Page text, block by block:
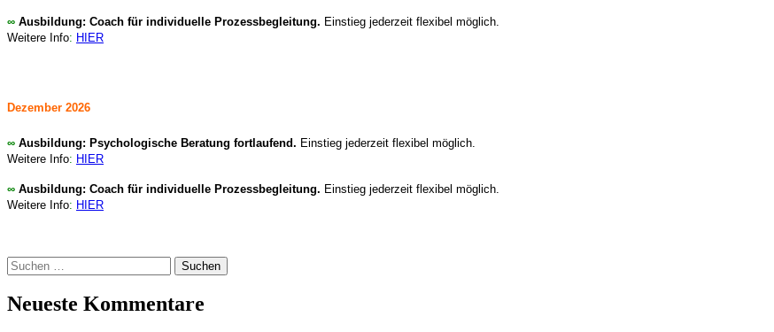
∞ Ausbildung: Coach für individuelle Prozessbegleitung. Einstieg jederzeit flexibel möglich.
Weitere Info: HIER
Dezember 2026
∞ Ausbildung: Psychologische Beratung fortlaufend. Einstieg jederzeit flexibel möglich.
Weitere Info: HIER
∞ Ausbildung: Coach für individuelle Prozessbegleitung. Einstieg jederzeit flexibel möglich.
Weitere Info: HIER
Suchen
nach:
Neueste Kommentare